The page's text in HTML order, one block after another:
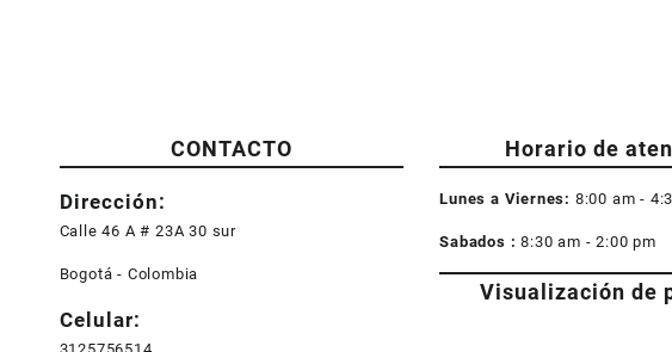
CONTACTO
Dirección:
Calle 46 A # 23A 30 sur
Bogotá - Colombia
Celular:
Horario de
Lunes a Viernes: 8:00 am -
Sabados :8:30 am - 2:00 pm
Visualización de